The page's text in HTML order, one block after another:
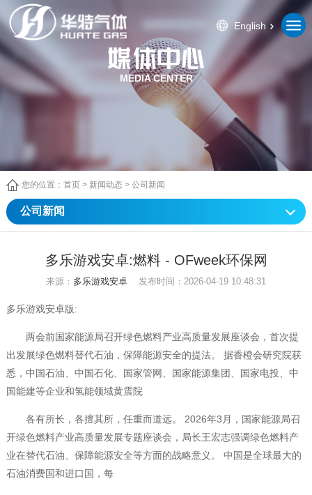
English
MEDIA CENTER
您的位置： 首页> 新闻动态 > 公司新闻
公司新闻
多乐游戏安卓:燃料 - OFweek环保网
来源： 多乐游戏安卓 发布时间：2026-04-19 10:48:31
多乐游戏安卓版:
两会前国家能源局召开绿色燃料产业高质量发展座谈会，首次提
出发展绿色燃料替代石油，保障能源安全的提法。 据香橙会研究院获
悉，中国石油、中国石化、国家管网、国家能源集团、国家电投、中
国能建等企业和氢能领域黄震院
各有所长，各擅其所，任重而道远。 2026年3月，国家能源局召
开绿色燃料产业高质量发展专题座谈会，局长王宏志强调绿色燃料产
业在替代石油、保障能源安全等方面的战略意义。 中国是全球最大的
石油消费国和进口国，每